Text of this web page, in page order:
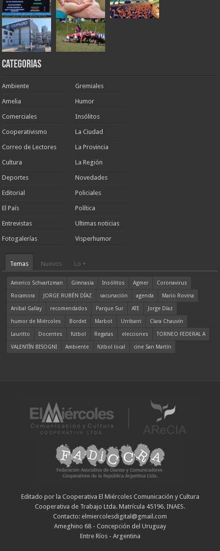
Categorias
Ambiente
Amelia
Comerciales
Cooperativismo
Correo de Lectores
Cultura
Deportes
Editorial
El País
Entrevistas
Fotogalerías
Gremiales
Humor
Insólitos
La Ciudad
La Provincia
La Región
Novedades
Policiales
Política
Ultimas noticias
Visperhumor
Temas Nuevos Lo +
Americo Schvartzman Gimnasia Insólitos Agmer
Coronavirus
Rocamora
JORGE RUBÉN DÍAZ vacunación agenda
Mario Rovina
Aníbal Gallay
recomendados Parque Sur ATE
Jorge Díaz
humor de Miércoles
Bordet Marbot Urribarri
Clara Chauvín
Lauritto
Docentes fútbol Regatas elecciones
TORNEO FEDERAL A
VALENTÍN BISOGNI
Ambiente fútbol local cine San Martín
Editado por la Cooperativa El Miércoles Comunicación y Cultura
Cooperativa de Trabajo Ltda. Matrícula 45196. INAES.
Contacto: elmiercolesdigital@gmail.com
Ameghino 68 - Concepción del Uruguay
Entre Ríos - Argentina